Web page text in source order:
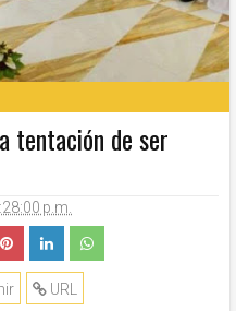
tentación de ser
p.m.
URL